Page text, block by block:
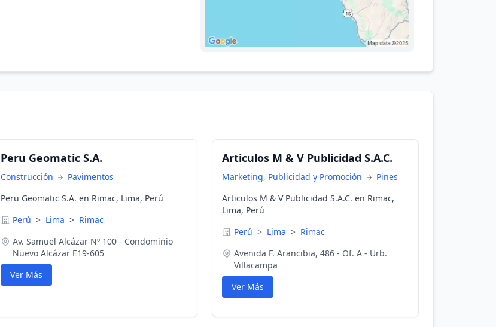
Peru Geomatic S.A.
Construcción
Pavimentos
Peru Geomatic S.A. en Rimac, Lima, Perú
Perú > Lima > Rimac
Av. Samuel Alcázar Nº 100 - Condominio
Nuevo Alcázar E19-605
Ver Más
Articulos M & V Publicidad S.A.C.
Marketing, Publicidad y Promoción
Pines
Articulos M & V Publicidad S.A.C. en Rimac,
Lima, Perú
Perú > Lima > Rimac
Avenida F. Arancibia, 486 - Of. A - Urb.
Villacampa
Ver Más